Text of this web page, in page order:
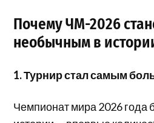
Почему ЧМ-2026
необычным в
1. Турнир стал самым
Чемпионат мира 2026 года